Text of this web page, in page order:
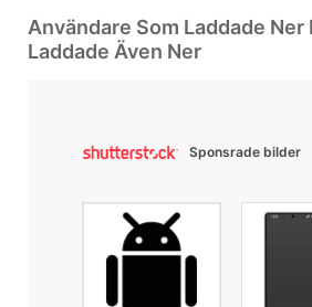
Användare Som Laddade Ner
Laddade Även Ner
Sponsrade bilder